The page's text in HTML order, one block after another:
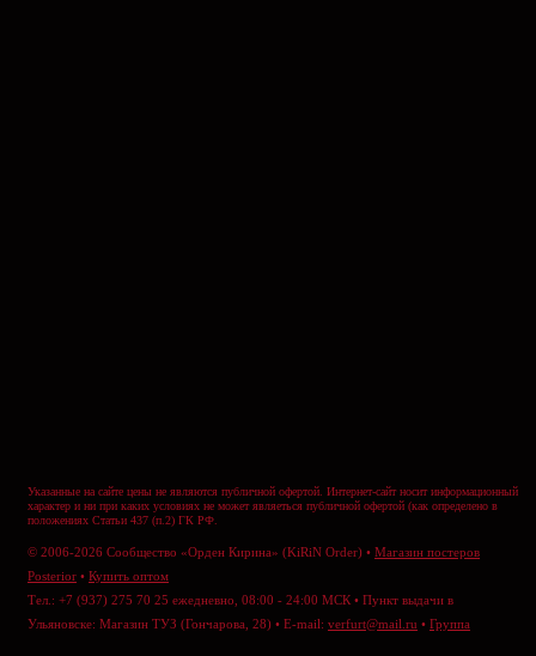
Указанные на сайте цены не являются публичной офертой. Интернет-сайт носит информационный
характер и ни при каких условиях не может являеться публичной офертой (как определено в
положениях Статьи 437 (п.2) ГК РФ.
© 2006-2026 Сообщество «Орден Кирина» (KiRiN Order) • Магазин постеров
Posterior • Купить оптом
Тел.: +7 (937) 275 70 25 ежедневно, 08:00 - 24:00 МСК • Пункт выдачи в
Ульяновске: Магазин ТУЗ (Гончарова, 28) • E-mail: verfurt@mail.ru • Группа